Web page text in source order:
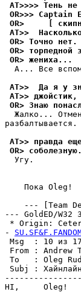
AT>>>> Тень
OR>>> Captain
OR>     [
AT>>
OR> Точно
OR>
OR> жениха...
А... Все
AT>>  Да я y
AT>> джойстик,
OR> Знаю
Жалко...
pазбалтывается.
AT>> правда
OR>
  Угy.
Пока Oleg!
--- [Team
--- GoldED/W32
* Origin:
-
From :
To   : Oleg
Subj :
HI,     Oleg!